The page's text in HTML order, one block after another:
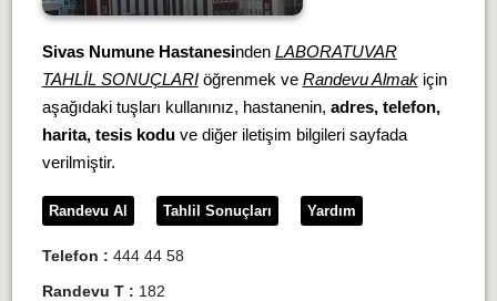
Sivas Numune Hastanesinden LABORATUVAR
TAHLİL SONUÇLARIöğrenmek ve Randevu Almakiçin
aşağıdaki tuşları kullanınız, hastanenin, adres, telefon,
harita, tesis koduve diğer iletişim bilgileri sayfada
verilmiştir.
Randevu Al Tahlil Sonuçları Yardım
Telefon : 444 44 58
Randevu T : 182